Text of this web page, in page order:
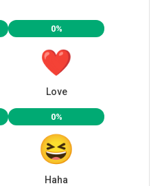
0%
Love
0%
Haha